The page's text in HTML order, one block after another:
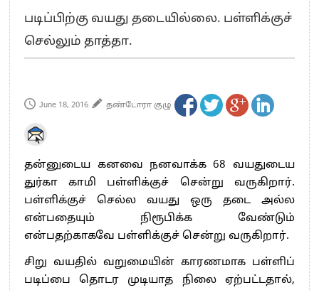
எஸ்.பி.வேலுமணி, சி.வி.சண்முகம் உள்ளிட்ட MLA-க்கள் பதவி பறிப்பு
”நீட் தேர்வை முழுமையாக ரத்து செய்ய வேண்டும்”- முதல்வர் விஜய்
பிரவீன் சக்ரவர்த்தியின் கருத்து காங்கிரஸ் தலைமையின் கருத்து கிடையாது – கார்த்தி
“ஜெயலலிதா அவர்களே என் ரோல் மாடல்” -பிரேமலதா விஜயகாந்த் பேட்டி
செத்து சாம்பல் ஆனாலும் தனித்துதான் போட்டி – சீமான்
பாகிஸ்தானின் அணு ஆயுத மிரட்டலுக்கு அஞ்சமாட்டோம் – இந்தியா
மத்திய ஆசிரியர் தகுதித் தேர்வு: பட்டதாரிகள் அக்.16 வரை விண்ணப்பிக்கலாம்
தமிழக சட்டப்பேரவையில் காலியிடங்கள் 6 ஆக உயர்வு
படிப்பிற்கு வயது தடையில்லை. பள்ளிக்குச்
செல்லும் தாத்தா.
June 18, 2016 தண்டோரா குழு
தன்னுடைய கனவை நனவாக்க 68 வயதுடைய
துர்கா காமி பள்ளிக்குச் சென்று வருகிறார்.
பள்ளிக்குச் செல்ல வயது ஒரு தடை அல்ல
என்பதையும் நிரூபிக்க வேண்டும்
என்பதற்காகவே பள்ளிக்குச் சென்று வருகிறார்.
சிறு வயதில் வறுமையின் காரணமாக பள்ளிப்
படிப்பை தொடர முடியாத நிலை ஏற்பட்டதால்,